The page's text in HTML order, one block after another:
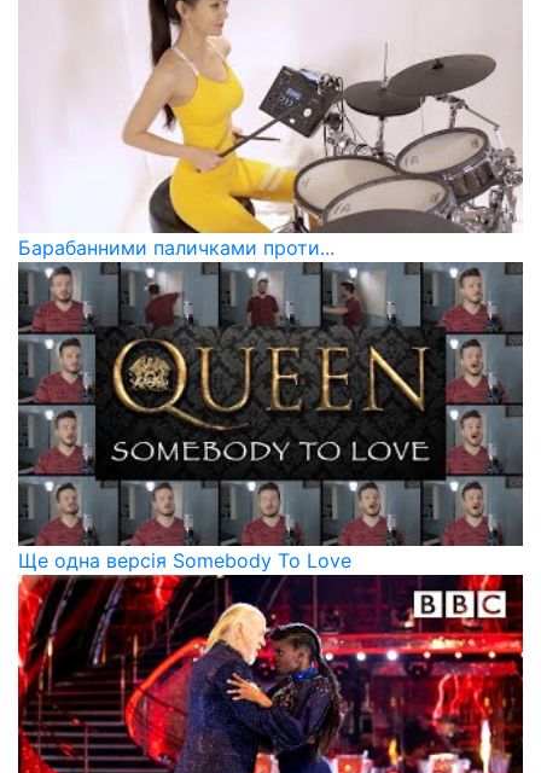
Барабанними паличками проти...
Ще одна версія Somebody To Love